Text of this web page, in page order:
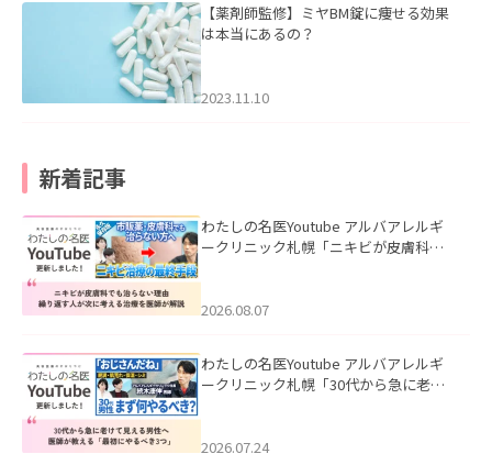
【薬剤師監修】ミヤBM錠に痩せる効果
は本当にあるの？
2023.11.10
新着記事
わたしの名医Youtube アルバアレルギ
ークリニック札幌「ニキビが皮膚科で
ました。
2026.08.07
わたしの名医Youtube アルバアレルギ
ークリニック札幌「30代から急に老け
た。
2026.07.24